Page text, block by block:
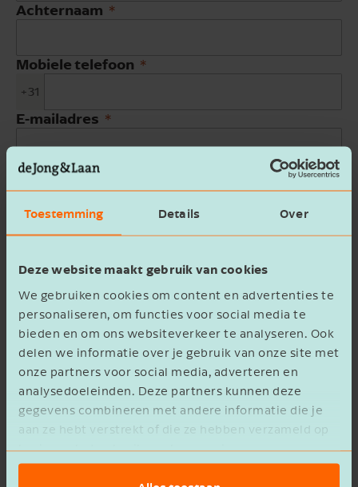
Toestemming Details Over
Deze website maakt gebruik van cookies
We gebruiken cookies om content en advertenties te
personaliseren, om functies voor social media te
bieden en om ons websiteverkeer te analyseren. Ook
delen we informatie over je gebruik van onze site met
onze partners voor social media, adverteren en
analysedoeleinden. Deze partners kunnen deze
gegevens combineren met andere informatie die je
aan ze hebt verstrekt of die ze hebben verzameld op
basis van het gebruik van hun services.
Achternaam
Mobiele telefoon
+31
E-mailadres
Bedrijfsnaam
Ik ga akkoord met hetprivacy statement
Verzenden